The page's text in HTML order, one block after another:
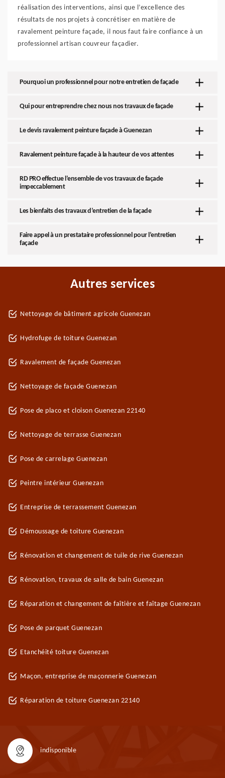
réalisation des interventions, ainsi que l’excellence des
résultats de nos projets à concrétiser en matière de
ravalement peinture façade, il nous faut faire confiance à un
professionnel artisan couvreur façadier.
Pourquoi un professionnel pour notre entretien de façade
Qui pour entreprendre chez nous nos travaux de façade
Le devis ravalement peinture façade à Guenezan
Ravalement peinture façade à la hauteur de vos attentes
RD PRO effectue l’ensemble de vos travaux de façade
impeccablement
Les bienfaits des travaux d’entretien de la façade
Faire appel à un prestataire professionnel pour l’entretien
façade
Autres services
Nettoyage de bâtiment agricole Guenezan
Hydrofuge de toiture Guenezan
Ravalement de façade Guenezan
Nettoyage de façade Guenezan
Pose de placo et cloison Guenezan 22140
Nettoyage de terrasse Guenezan
Pose de carrelage Guenezan
Peintre intérieur Guenezan
Entreprise de terrassement Guenezan
Démoussage de toiture Guenezan
Rénovation et changement de tuile de rive Guenezan
Rénovation, travaux de salle de bain Guenezan
Réparation et changement de faîtière et faîtage Guenezan
Pose de parquet Guenezan
Etanchéité toiture Guenezan
Maçon, entreprise de maçonnerie Guenezan
Réparation de toiture Guenezan 22140
indisponible